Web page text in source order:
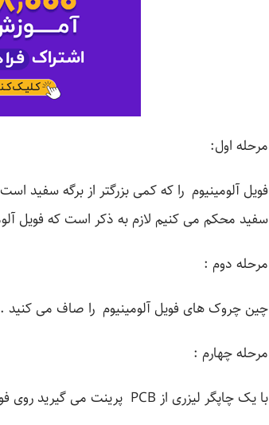
مرحله اول:
فویل آلومینیوم را که کمی بزرگتر از برگه سفید
سفید محکم می کنیم لازم به ذکر است که فویل
مرحله دوم :
چین چروک های فویل آلومینیوم را صاف می کنید .
مرحله چهارم :
با یک چاپگر لیزری از PCB پرینت می گیرید روی فویل آلومینیوم